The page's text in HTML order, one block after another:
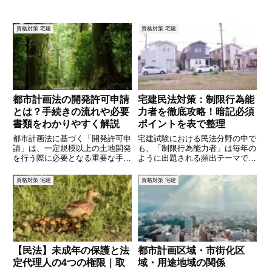
資格対策 宅建
都市計画法の開発許可申請
とは？手続きの流れや必要
書類をわかりやすく解説
都市計画法に基づく「開発許可申
請」は、一定規模以上の土地開発
を行う際に必要となる重要な手続
計画的な都市整備が進められ、無
秩序な開発を防ぐことができま
す。しかし、申請には多くの要件
や審査基準があり、手続きの流れ
や
資格対策 宅建
宅建民法対策：制限行為能
力者を徹底攻略！暗記必須
ポイントを表で整理
宅建試験における民法分野の中で
も、「制限行為能力者」は毎年の
ように出題される頻出テーマで
年施行）により、18歳以上は原
則として「成年」と扱われます
が、試験では未成年者や成年被後
見人、被保佐人、被補助人といっ
た
資格対策 宅建
【民法】未成年の保護と法
定代理人の4つの権限｜取
資格対策 宅建
都市計画区域・市街化区
域・用途地域の関係